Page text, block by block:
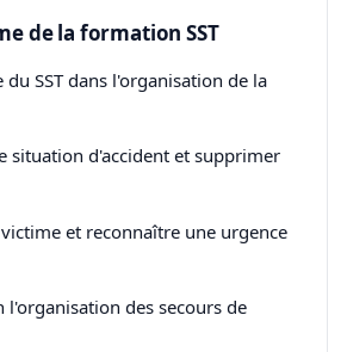
de la formation SST
du SST dans l'organisation de la
situation d'accident et supprimer
et reconnaître une urgence
l'organisation des secours de